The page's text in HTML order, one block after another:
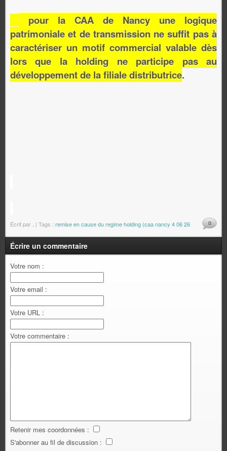
pour la CAA de Nancy une logique
patrimoniale et de transmission ne suffit pas à
caractériser un motif commercial valable dès
lors que la holding ne participe pas au
développement de la filiale distributrice.
Écrit par | Tags : remise en cause du regime holding (caa nancy 4 06 26 0
Écrire un commentaire
Votre nom :
Votre email :
Votre URL :
Votre commentaire :
Retenir mes coordonnées :
S'abonner au fil de discussion :